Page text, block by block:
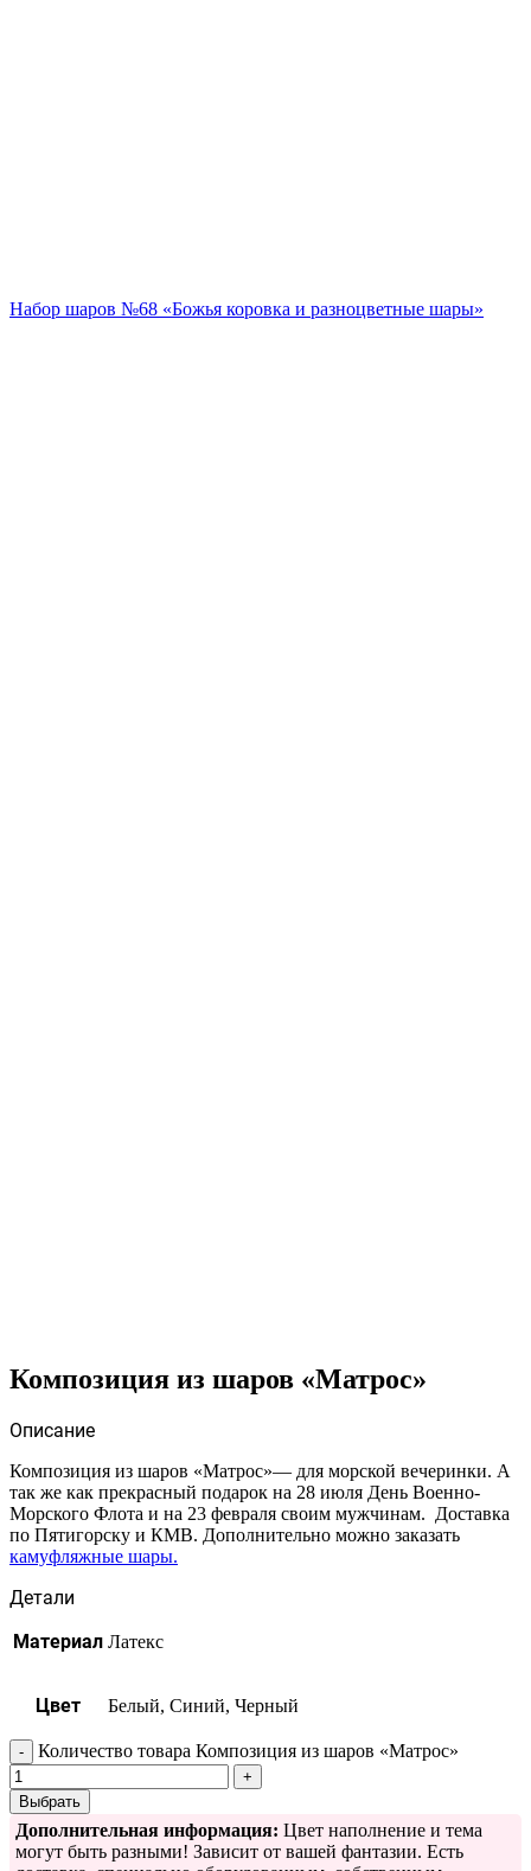
Набор шаров №68 «Божья коровка и разноцветные шары»
Композиция из шаров «Матрос»
Описание
Композиция из шаров «Матрос»— для морской вечеринки. А
так же как прекрасный подарок на 28 июля День Военно-
Морского Флота и на 23 февраля своим мужчинам. Доставка
по Пятигорску и КМВ. Дополнительно можно заказать
камуфляжные шары.
Детали
Материал Латекс
Цвет Белый, Синий, Черный
Количество товара Композиция из шаров «Матрос»
Выбрать
Дополнительная информация: Цвет наполнение и тема
могут быть разными! Зависит от вашей фантазии. Есть